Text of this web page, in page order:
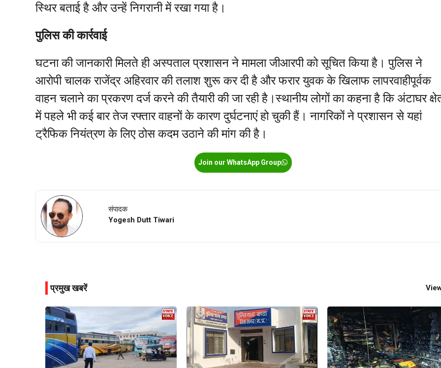
स्थिर बताई है और उन्हें निगरानी में रखा गया है।
पुलिस की कार्रवाई
घटना की जानकारी मिलते ही अस्पताल प्रशासन ने मामला जीआरपी को सूचित किया है। पुलिस ने
आरोपी चालक राजेंद्र अहिरवार की तलाश शुरू कर दी है और फरार युवक के खिलाफ लापरवाहीपूर्वक
वाहन चलाने का प्रकरण दर्ज करने की तैयारी की जा रही है।स्थानीय लोगों का कहना है कि अंटाघर
में पहले भी कई बार तेज रफ्तार वाहनों के कारण दुर्घटनाएं हो चुकी हैं। नागरिकों ने प्रशासन से यहां
ट्रैफिक नियंत्रण के लिए ठोस कदम उठाने की मांग की है।
Join our WhatsApp Group
संपादक
Yogesh Dutt Tiwari
प्रमुख खबरें